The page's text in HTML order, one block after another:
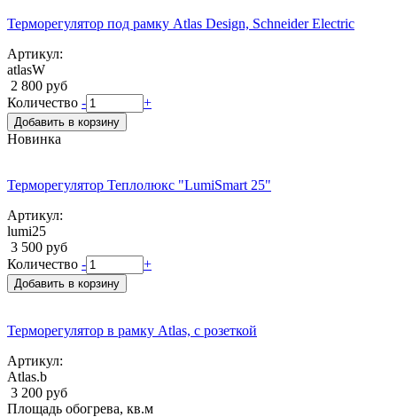
Терморегулятор под рамку Atlas Design, Schneider Electric
Артикул:
atlasW
2 800 руб
Количество - +
Добавить в корзину
Новинка
Терморегулятор Теплолюкс "LumiSmart 25"
Артикул:
lumi25
3 500 руб
Количество - +
Добавить в корзину
Терморегулятор в рамку Atlas, с розеткой
Артикул:
Atlas.b
3 200 руб
Площадь обогрева, кв.м